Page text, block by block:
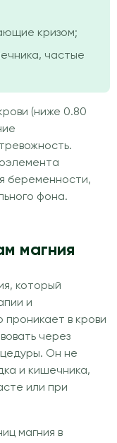
кризом;
частые
(ниже 0.80
беременности,
фона.
магния
который
и
в крови
через
Он не
и кишечника,
или при
магния в